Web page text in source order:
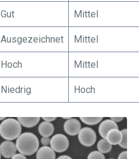
Gut Mittel
Ausgezeichnet Mittel
Hoch Mittel
Niedrig Hoch